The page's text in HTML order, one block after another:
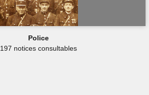
Police
197 notices consultables